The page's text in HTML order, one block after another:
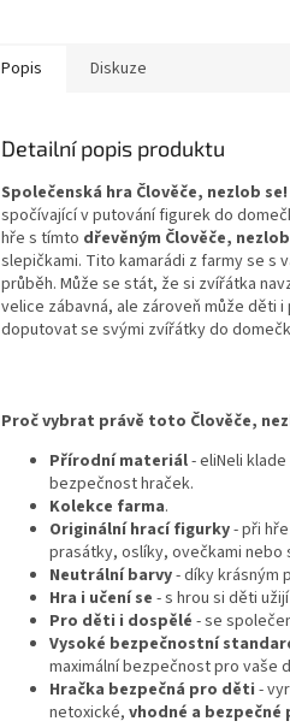
Popis Diskuze
Detailní popis produktu
Společenská hra Člověče, nezlob se!
spočívající v putování figurek do
hře s tímto dřevěným Člověče,
slepičkami. Tito kamarádi z farmy se s
průběh. Může se stát, že si zvířátka
velice zábavná, ale zároveň může děti
doputovat se svými zvířátky do
Proč vybrat právě toto Člověče,
Přírodní materiál- eliNeli
bezpečnost hraček.
Kolekce farma.
Originální hrací figurky- při
prasátky, oslíky, ovečkami nebo
Neutrální barvy- díky krásným
Hra i učení se - s hrou si děti
Pro děti i dospělé - se
Vysoké bezpečnostní
maximální bezpečnost pro vaše
Hračka bezpečná pro děti -
netoxické, vhodné a